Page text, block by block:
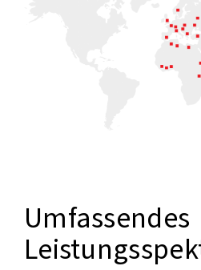
Umfassendes